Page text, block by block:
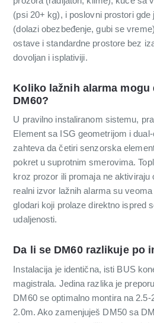
(psi 20+ kg), i poslovni prostori
(dolazi obezbeđenje, gubi se
ostave i standardne prostore bez
dovoljan i isplativiji.
Koliko lažnih alarma mogu
DM60?
U pravilno instaliranom sistemu,
Element sa ISG geometrijom i
zahteva da četiri senzorska
pokret u suprotnim smerovima.
kroz prozor ili promaja ne aktiviraju
realni izvor lažnih alarma su
glodari koji prolaze direktno ispred
udaljenosti.
Da li se DM60 razlikuje po
Instalacija je identična, isti BUS
magistrala. Jedina razlika je
DM60 se optimalno montira na
2.0m. Ako zamenjuješ DM50 sa